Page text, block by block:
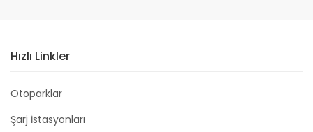
Hızlı Linkler
Otoparklar
Şarj İstasyonları